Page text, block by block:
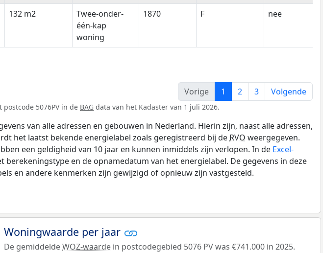
132 m2
Twee-onder-
één-kap
woning
1870 F nee
Vorige
1 2 3 Volgende
5076PV in de BAG data van het Kadaster van 1 juli 2026.
van alle adressen en gebouwen in Nederland. Hierin zijn, naast alle adressen,
het laatst bekende energielabel zoals geregistreerd bij de RVO weergegeven.
een geldigheid van 10 jaar en kunnen inmiddels zijn verlopen. In de Excel-
berekeningstype en de opnamedatum van het energielabel. De gegevens in deze
en andere kenmerken zijn gewijzigd of opnieuw zijn vastgesteld.
Woningwaarde per jaar
De gemiddeldeWOZ-waarde in postcodegebied 5076 PV was €741.000 in 2025.